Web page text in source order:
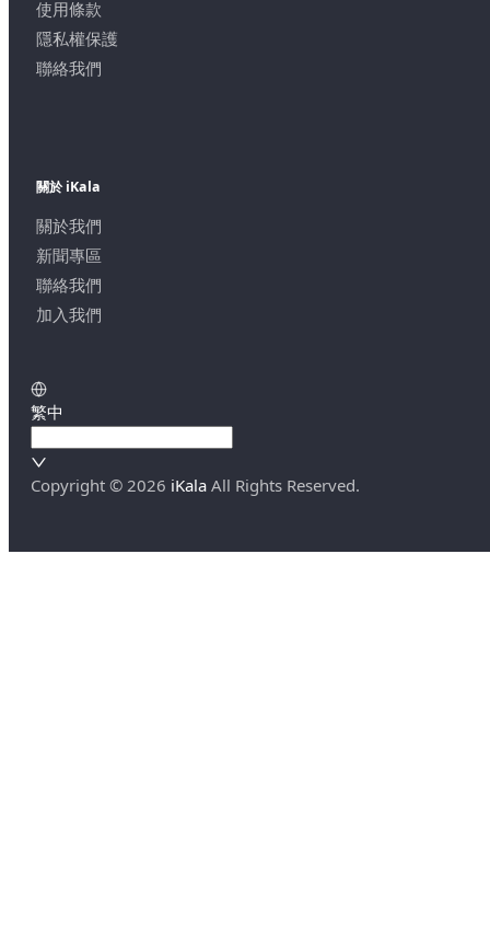
使用條款
隱私權保護
聯絡我們
關於 iKala
關於我們
新聞專區
聯絡我們
加入我們
繁中
Copyright © 2026 iKala All Rights Reserved.